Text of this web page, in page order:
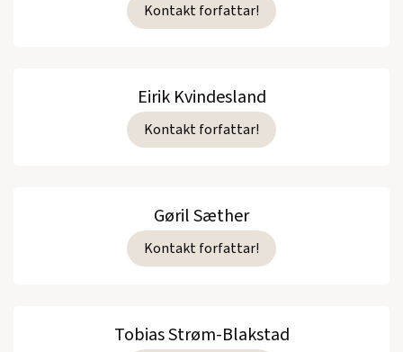
Kontakt forfattar!
Eirik Kvindesland
Kontakt forfattar!
Gøril Sæther
Kontakt forfattar!
Tobias Strøm-Blakstad